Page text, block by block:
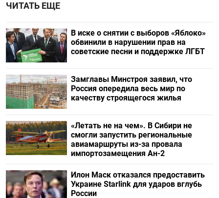
ЧИТАТЬ ЕЩЕ
В иске о снятии с выборов «Яблоко»
обвинили в нарушении прав на
советские песни и поддержке ЛГБТ
Замглавы Минстроя заявил, что
Россия опередила весь мир по
качеству строящегося жилья
«Летать не на чем». В Сибири не
смогли запустить региональные
авиамаршруты из-за провала
импортозамещения Ан-2
Илон Маск отказался предоставить
Украине Starlink для ударов вглубь
России